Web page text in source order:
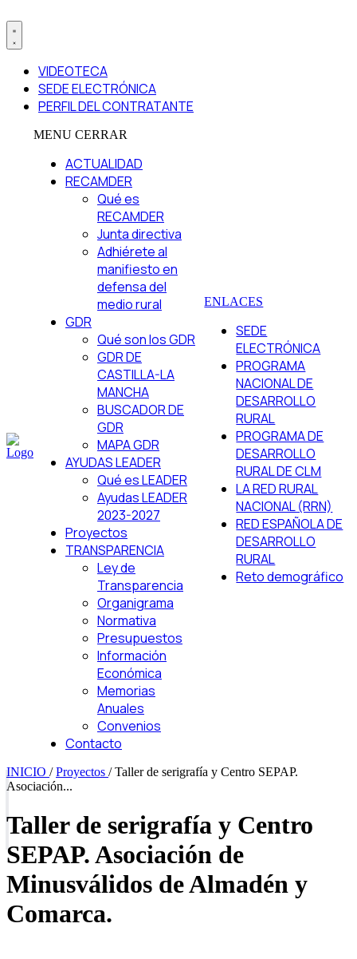
VIDEOTECA
SEDE ELECTRÓNICA
PERFIL DEL CONTRATANTE
MENU CERRAR
ACTUALIDAD
RECAMDER
Qué es
RECAMDER
Junta directiva
Adhiérete al
manifiesto en
defensa del
medio rural
GDR
Qué son los GDR
GDR DE
CASTILLA-LA
MANCHA
BUSCADOR DE
GDR
MAPA GDR
AYUDAS LEADER
Qué es LEADER
Ayudas LEADER
2023-2027
Proyectos
TRANSPARENCIA
Ley de
Transparencia
Organigrama
Normativa
Presupuestos
Información
Económica
Memorias
Anuales
Convenios
Contacto
ENLACES
SEDE
ELECTRÓNICA
PROGRAMA
NACIONAL DE
DESARROLLO
RURAL
PROGRAMA DE
DESARROLLO
RURAL DE CLM
LA RED RURAL
NACIONAL (RRN)
RED ESPAÑOLA DE
DESARROLLO
RURAL
Reto demográfico
INICIO /Proyectos /Taller de serigrafía y Centro SEPAP.
Asociación...
Taller de serigrafía y Centro
SEPAP. Asociación de
Minusválidos de Almadén y
Comarca.